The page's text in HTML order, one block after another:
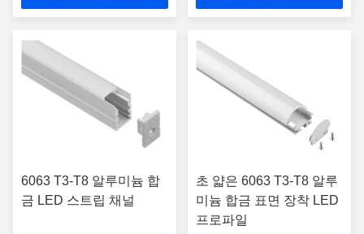
6063 T3-T8 알루미늄 합
금 LED 스트립 채널
초 얇은 6063 T3-T8 알루
미늄 합금 표면 장착 LED
프로파일